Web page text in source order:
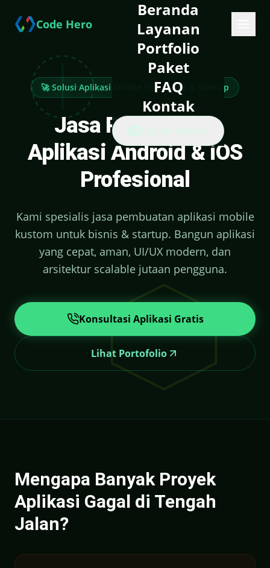
Code Hero
Beranda
Layanan
Portfolio
Paket
FAQ
Kontak
English Version
🚀 Solusi Aplikasi Mobile Enterprise & Startup
Jasa Pembuatan
Aplikasi Android & iOS
Profesional
Kami spesialis jasa pembuatan aplikasi mobile
kustom untuk bisnis & startup. Bangun aplikasi
yang cepat, aman, UI/UX modern, dan
arsitektur scalable jutaan pengguna.
Konsultasi Aplikasi Gratis
Lihat Portofolio
Mengapa Banyak Proyek
Aplikasi Gagal di Tengah
Jalan?